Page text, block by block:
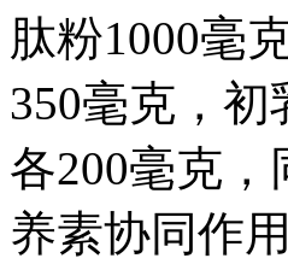
肽粉1000毫
350毫克，
各200毫克
养素协同作